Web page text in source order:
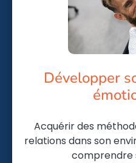
Développer
Acquérir des
relations dans son
comprendre